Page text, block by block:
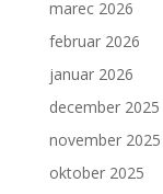
marec 2026
februar 2026
januar 2026
december 2025
november 2025
oktober 2025